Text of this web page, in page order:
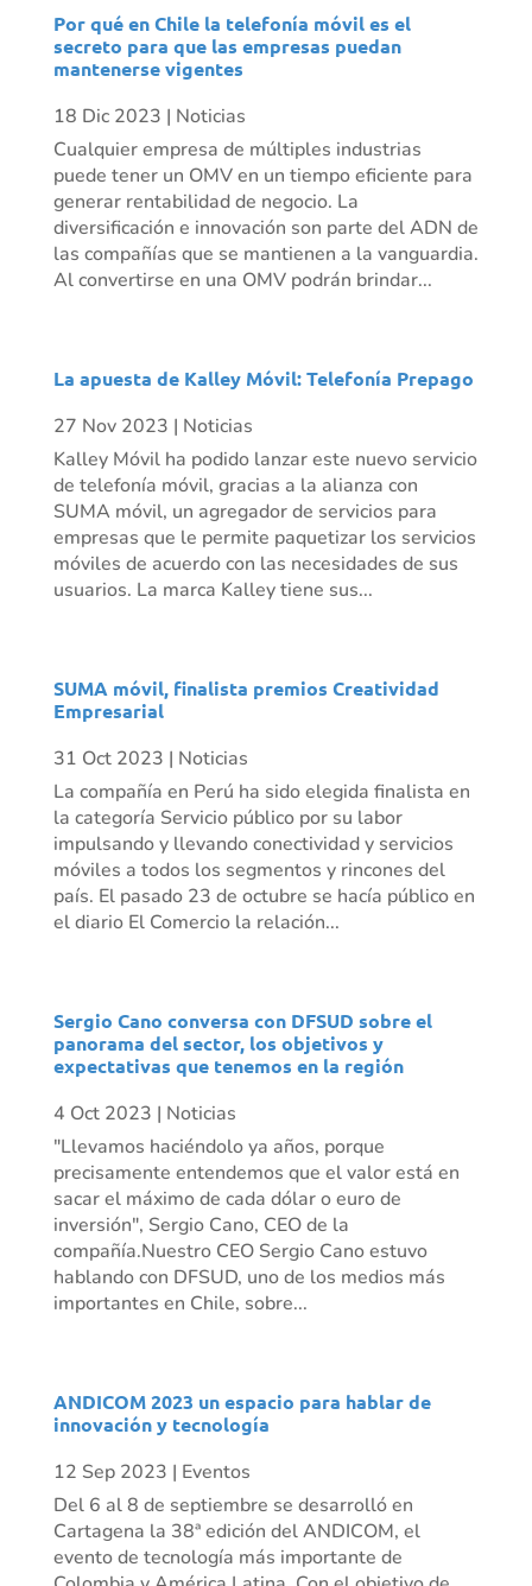
Por qué en Chile la telefonía móvil es el
secreto para que las empresas puedan
mantenerse vigentes
18 Dic 2023 | Noticias
Cualquier empresa de múltiples industrias
puede tener un OMV en un tiempo eficiente para
generar rentabilidad de negocio. La
diversificación e innovación son parte del ADN de
las compañías que se mantienen a la vanguardia.
Al convertirse en una OMV podrán brindar...
La apuesta de Kalley Móvil: Telefonía Prepago
27 Nov 2023 | Noticias
Kalley Móvil ha podido lanzar este nuevo servicio
de telefonía móvil, gracias a la alianza con
SUMA móvil, un agregador de servicios para
empresas que le permite paquetizar los servicios
móviles de acuerdo con las necesidades de sus
usuarios. La marca Kalley tiene sus...
SUMA móvil, finalista premios Creatividad
Empresarial
31 Oct 2023 | Noticias
La compañía en Perú ha sido elegida finalista en
la categoría Servicio público por su labor
impulsando y llevando conectividad y servicios
móviles a todos los segmentos y rincones del
país. El pasado 23 de octubre se hacía público en
el diario El Comercio la relación...
Sergio Cano conversa con DFSUD sobre el
panorama del sector, los objetivos y
expectativas que tenemos en la región
4 Oct 2023 | Noticias
"Llevamos haciéndolo ya años, porque
precisamente entendemos que el valor está en
sacar el máximo de cada dólar o euro de
inversión", Sergio Cano, CEO de la
compañía.Nuestro CEO Sergio Cano estuvo
hablando con DFSUD, uno de los medios más
importantes en Chile, sobre...
ANDICOM 2023 un espacio para hablar de
innovación y tecnología
12 Sep 2023 | Eventos
Del 6 al 8 de septiembre se desarrolló en
Cartagena la 38ª edición del ANDICOM, el
evento de tecnología más importante de